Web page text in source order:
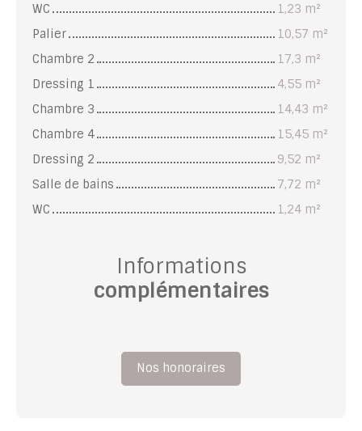
WC
1,23 m²
Palier
10,57 m²
Chambre 2
17,3 m²
Dressing 1
4,55 m²
Chambre 3
14,43 m²
Chambre 4
15,45 m²
Dressing 2
9,52 m²
Salle de bains
7,72 m²
WC
1,24 m²
Informations
complémentaires
Nos honoraires